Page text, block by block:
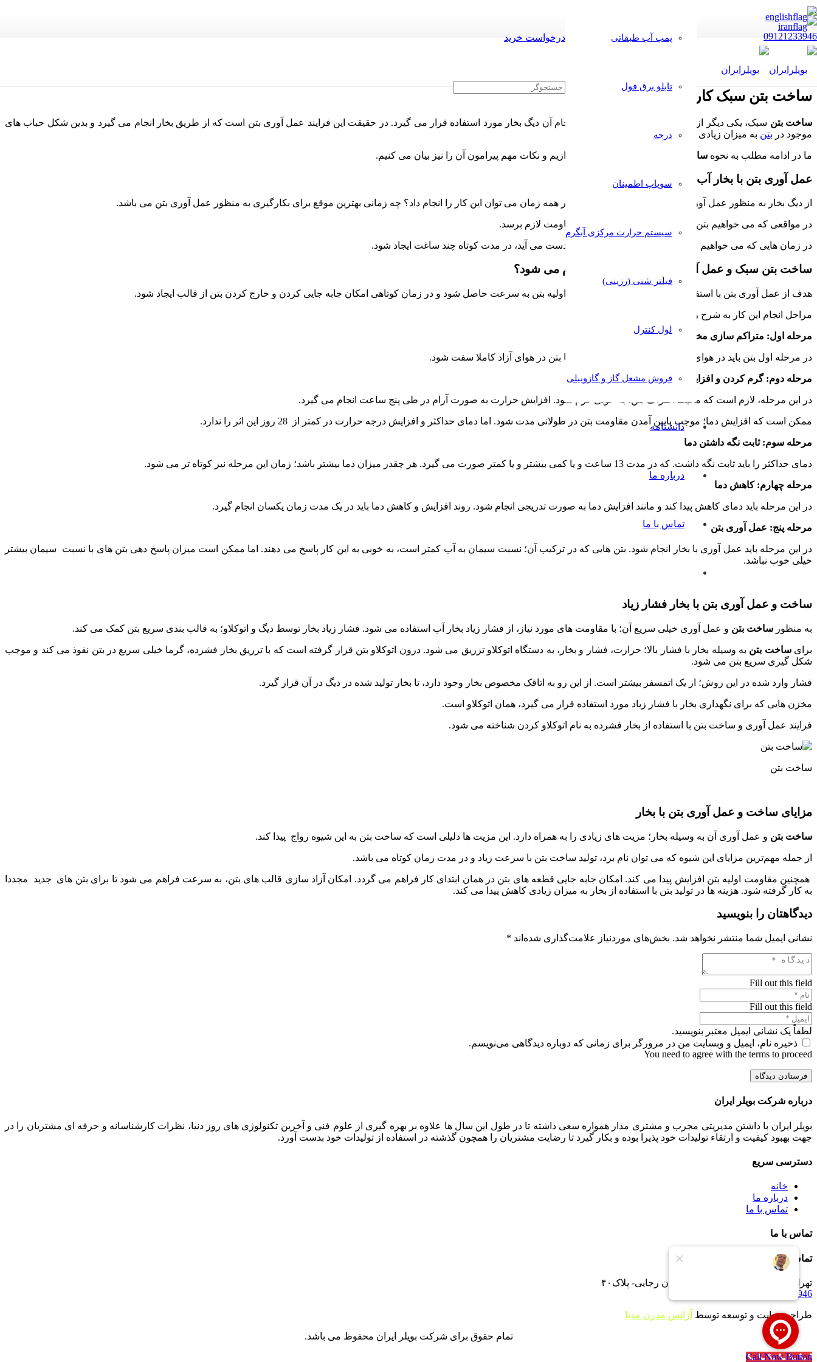
09121233946 پمپ آب طبقاتی
تابلو برق فول
درجه
سوپاپ اطمینان
سیستم حرارت مرکزی آبگرم
فیلتر شنی (رزینی)
لول کنترل
فروش مشعل گاز و گازوییلی
دانشنامه
درباره ما
تماس با ما
درخواست خرید
ساخت بتن سبک کار جدید و پردرامد با دیگ بخار
ساخت بتن سبک، یکی دیگر از کاربردهای بخار است که برای انجام آن دیگ بخار مورد استفاده قرار می گیرد. در حقیقت این فرایند عمل آوری بتن است که از طریق بخار انجام می گیرد و بدین شکل حباب های
موجود در بتن به میزان زیادی کاهش پیدا می کند.
ما در ادامه مطلب به نحوه ساخت بتن با استفاده از بخار می پردازیم و نکات مهم پیرامون آن را نیز بیان می کنیم.
عمل آوری بتن با بخار آب
از دیگ بخار به منظور عمل آوردن بتن استفاده می شود. اما آیا در همه زمان می توان این کار را انجام داد؟ چه زمانی بهترین موقع برای بکارگیری به منظور عمل آوری بتن می باشد.
در مواقعی که می خواهیم بتن در مدت زمان بسیار کوتاه، به مقاومت لازم برسد.
در زمان هایی که می خواهیم مقاومت بتن که در طی 28روز به دست می آید، در مدت کوتاه چند ساغت ایجاد شود.
ساخت بتن سبک و عمل آوری با دیگ بخار چگونه انجام می شود؟
هدف از عمل آوری بتن با استفاده از بخار این است که مقاومت اولیه بتن به سرعت حاصل شود و در زمان کوتاهی امکان جابه جایی کردن و خارج کردن بتن از قالب ایجاد شود.
مراحل انجام این کار به شرح زیر است:
مرحله اول: متراکم سازی مخلوط بتن
در مرحله اول بتن باید در هوای آزاد ریخته شود و متراکم گردد؛ تا بتن در هوای آزاد کاملا سفت شود.
مرحله دوم: گرم کردن و افزایش حرارت
در این مرحله، لازم است که محیط اطراف بتن؛ به خوبی گرم شود. افزایش حرارت به صورت آرام در طی پنج ساعت انجام می گیرد.
ممکن است که افزایش دما؛ موجب پایین آمدن مقاومت بتن در طولانی مدت شود. اما دمای حداکثر و افزایش درجه حرارت در کمتر از 28 روز این اثر را ندارد.
مرحله سوم: ثابت نگه داشتن دما
دمای حداکثر را باید ثابت نگه داشت. که در مدت 13 ساعت و یا کمی بیشتر و یا کمتر صورت می گیرد. هر چقدر میزان دما بیشتر باشد؛ زمان این مرحله نیز کوتاه تر می شود.
مرحله چهارم: کاهش دما
در این مرحله باید دمای کاهش پیدا کند و مانند افزایش دما به صورت تدریجی انجام شود. روند افزایش و کاهش دما باید در یک مدت زمان یکسان انجام گیرد.
مرحله پنج: عمل آوری بتن
در این مرحله باید عمل آوری با بخار انجام شود. بتن هایی که در ترکیب آن؛ نسبت سیمان به آب کمتر است، به خوبی به این کار پاسخ می دهند. اما ممکن است میزان پاسخ دهی بتن های با نسبت سیمان بیشتر
خیلی خوب نباشد.
ساخت و عمل آوری بتن با بخار فشار زیاد
به منظور ساخت بتن و عمل آوری خیلی سریع آن؛ با مقاومت های مورد نیاز، از فشار زیاد بخار آب استفاده می شود. فشار زیاد بخار توسط دیگ و اتوکلاو؛ به قالب بندی سریع بتن کمک می کند.
برایساخت بتن به وسیله بخار با فشار بالا؛ حرارت، فشار و بخار، به دستگاه اتوکلاو تزریق می شود. درون اتوکلاو بتن قرار گرفته است که با تزریق بخار فشرده، گرما خیلی سریع در بتن نفوذ می کند و موجب
شکل گیری سریع بتن می شود.
فشار وارد شده در این روش؛ از یک اتمسفر بیشتر است. از این رو به اتاقک مخصوص بخار وجود دارد، تا بخار تولید شده در دیگ در آن قرار گیرد.
مخزن هایی که برای نگهداری بخار با فشار زیاد مورد استفاده قرار می گیرد، همان اتوکلاو است.
فرایند عمل آوری و ساخت بتن با استفاده از بخار فشرده به نام اتوکلاو کردن شناخته می شود.
ساخت بتن
مزایای ساخت و عمل آوری بتن با بخار
ساخت بتن و عمل آوری آن به وسیله بخار؛ مزیت های زیادی را به همراه دارد. این مزیت ها دلیلی است که ساخت بتن به این شیوه رواج پیدا کند.
از جمله مهم‌ترین مزایای این شیوه که می توان نام برد، تولید ساخت بتن با سرعت زیاد و در مدت زمان کوتاه می باشد.
همچنین مقاومت اولیه بتن افزایش پیدا می کند. امکان جابه جایی قطعه های بتن در همان ابتدای کار فراهم می گردد. امکان آزاد سازی قالب های بتن، به سرعت فراهم می شود تا برای بتن های جدید مجددا
به کار گرفته شود. هزینه ها در تولید بتن با استفاده از بخار به میزان زیادی کاهش پیدا می کند.
دیدگاهتان را بنویسید
نشانی ایمیل شما منتشر نخواهد شد. بخش‌های موردنیاز علامت‌گذاری شده‌اند *
Fill out this field
Fill out this field
لطفاً یک نشانی ایمیل معتبر بنویسید.
ذخیره نام، ایمیل و وبسایت من در مرورگر برای زمانی که دوباره دیدگاهی می‌نویسم.
You need to agree with the terms to proceed
فرستادن دیدگاه
درباره شرکت بویلر ایران
بویلر ایران با داشتن مدیریتی مجرب و مشتری مدار همواره سعی داشته تا در طول این سال ها علاوه بر بهره گیری از علوم فنی و آخرین تکنولوژی های روز دنیا، نظرات کارشناسانه و حرفه ای مشتریان را در
جهت بهبود کیفیت و ارتقاء تولیدات خود پذیرا بوده و بکار گیرد تا رضایت مشتریان را همچون گذشته در استفاده از تولیدات خود بدست آورد.
دسترسی سریع
خانه
درباره ما
تماس با ما
تماس با ما
تماس با ما
تهران -جاده خاوران -خاتون آباد- خیابان رجایی- پلاک۴۰
09121233946
طراحی سایت و توسعه توسط آژانس مدرن مدیا
تمام حقوق برای شرکت بویلر ایران محفوظ می باشد.
Call Now Button